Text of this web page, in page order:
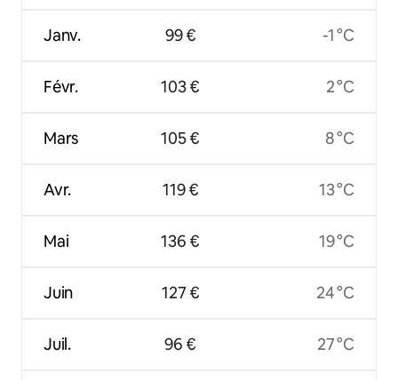
Janv.
Févr.
Mars
Avr.
Mai
Juin
Juil.
99 €
103 €
105 €
119 €
136 €
127 €
96 €
-1 °C
2 °C
8 °C
13 °C
19 °C
24 °C
27 °C